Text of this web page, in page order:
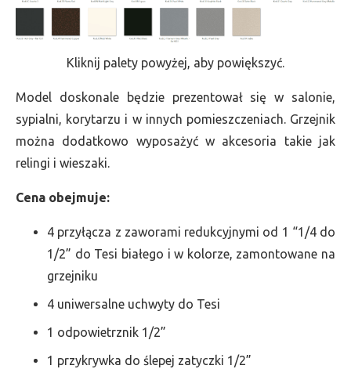
Kliknij palety powyżej, aby powiększyć.
Model doskonale będzie prezentował się w salonie,
sypialni, korytarzu i w innych pomieszczeniach. Grzejnik
można dodatkowo wyposażyć w akcesoria takie jak
relingi i wieszaki.
Cena obejmuje:
4 przyłącza z zaworami redukcyjnymi od 1 “1/4 do
1/2” do Tesi białego i w kolorze, zamontowane na
grzejniku
4 uniwersalne uchwyty do Tesi
1 odpowietrznik 1/2”
1 przykrywka do ślepej zatyczki 1/2”